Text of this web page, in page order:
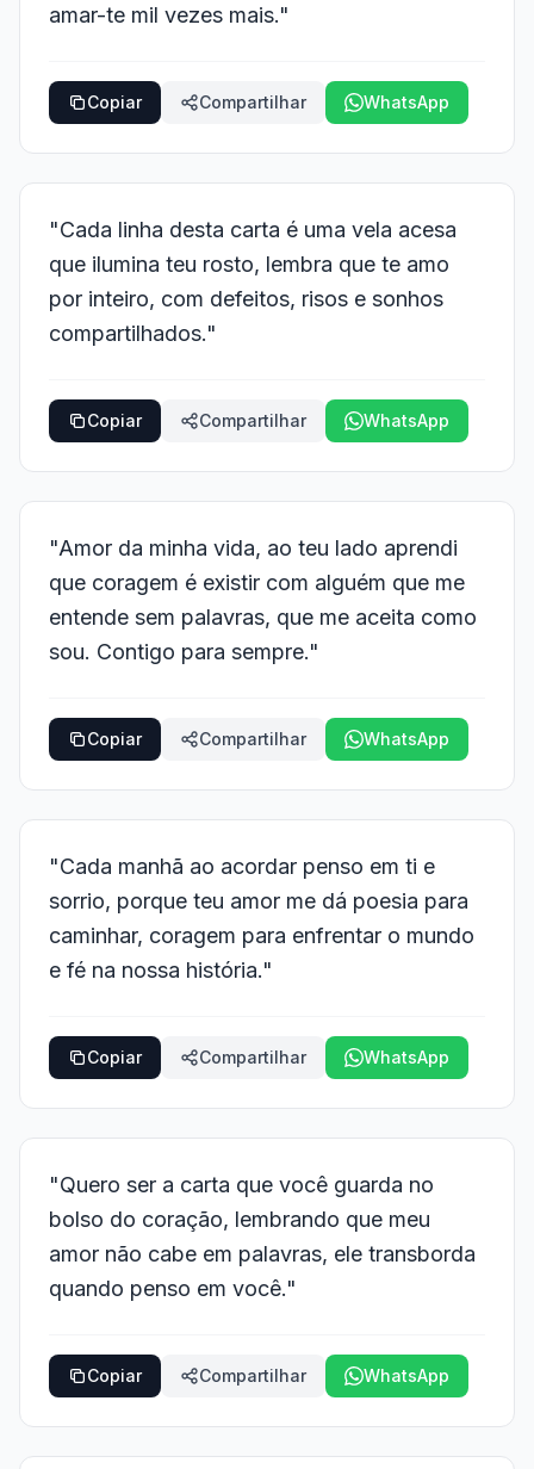
amar-te mil vezes mais."
Copiar Compartilhar WhatsApp
"Cada linha desta carta é uma vela acesa
que ilumina teu rosto, lembra que te amo
por inteiro, com defeitos, risos e sonhos
compartilhados."
Copiar Compartilhar WhatsApp
"Amor da minha vida, ao teu lado aprendi
que coragem é existir com alguém que me
entende sem palavras, que me aceita como
sou. Contigo para sempre."
Copiar Compartilhar WhatsApp
"Cada manhã ao acordar penso em ti e
sorrio, porque teu amor me dá poesia para
caminhar, coragem para enfrentar o mundo
e fé na nossa história."
Copiar Compartilhar WhatsApp
"Quero ser a carta que você guarda no
bolso do coração, lembrando que meu
amor não cabe em palavras, ele transborda
quando penso em você."
Copiar Compartilhar WhatsApp